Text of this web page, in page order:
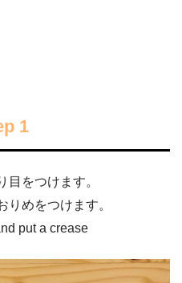
1
目をつけます。
りめをつけます。
put a crease